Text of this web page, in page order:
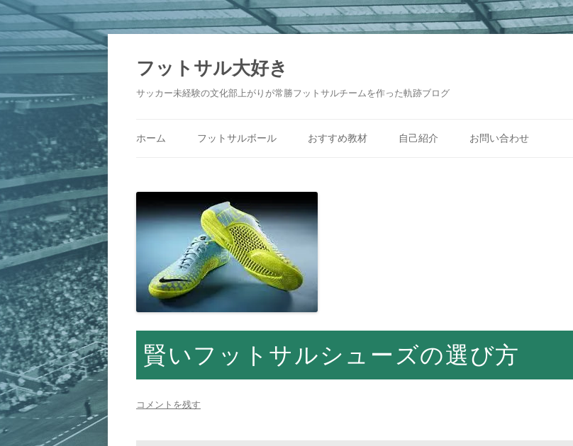
フットサル大好き
サッカー未経験の文化部上がりが常勝フットサルチームを作った軌跡ブログ
ン
テ
ホーム フットサルボール おすすめ教材 自己紹介 お問い合わせ
賢いフットサルシューズの選び方
コメントを残す